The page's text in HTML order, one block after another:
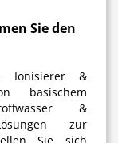
Sie den
Ionisierer &
basischem
&
zur